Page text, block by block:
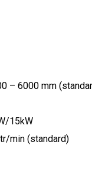
– 6000 mm
15kW
min (standard)